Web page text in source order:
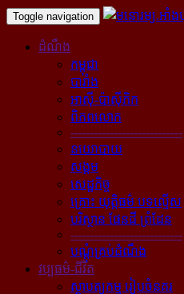
Toggle navigation
ដំណឹង
កម្ពុជា
បារាំង
អាស៊ី-ប៉ាស៊ីភិក
ពិភពលោក
----------------------------
នយោបាយ
សង្គម
សេដ្ឋកិច្ច
គ្រោះ យុត្តិធម៌ បទល្មើស
បរិស្ថាន ផែនដី ព្រំដែន
----------------------------
បណ្ដុំគ្រប់ដំណឹង
វប្បធម៌-ជីវិត
ស្ថាបត្យកម្ម រៀបចំនគរ